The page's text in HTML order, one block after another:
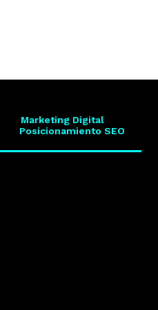
Marketing Digital
Posicionamiento SEO